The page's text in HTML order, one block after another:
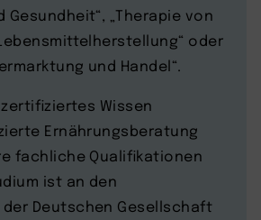
Gesundheit“, „Therapie von
oder
und Handel“.
Wissen
Ernährungsberatung
fachliche Qualifikationen
ist an den
Deutschen Gesellschaft